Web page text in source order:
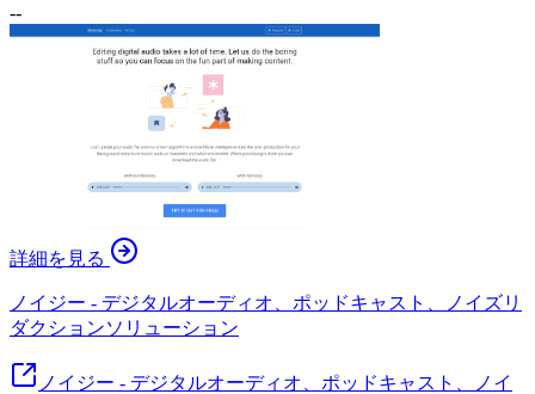
--
詳細を見る
ノイジー - デジタルオーディオ、ポッドキャスト、ノイズリ
ダクションソリューション
ノイジー - デジタルオーディオ、ポッドキャスト、ノイ